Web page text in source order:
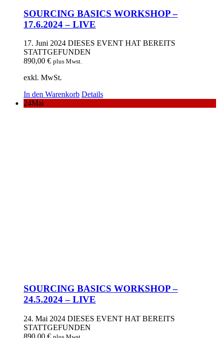
SOURCING BASICS WORKSHOP –
17.6.2024 – LIVE
17. Juni 2024 DIESES EVENT HAT BEREITS
STATTGEFUNDEN
890,00 € plus Mwst.
exkl. MwSt.
In den Warenkorb Details
24Mai
SOURCING BASICS WORKSHOP –
24.5.2024 – LIVE
24. Mai 2024 DIESES EVENT HAT BEREITS
STATTGEFUNDEN
890,00 €